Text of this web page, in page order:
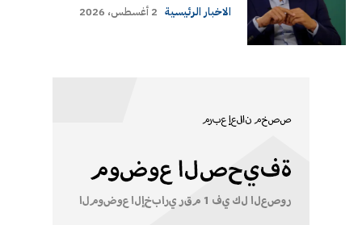
الاخبار الرئيسية 2 أغسطس، 2026